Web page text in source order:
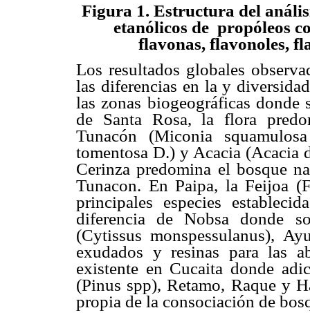
Figura 1. Estructura del
etanólicos de propóleos
flavonas, flavonoles,
Los resultados globales
las diferencias en la y
las zonas biogeográficas donde
de Santa Rosa, la flora
Tunacón (Miconia
tomentosa D.) y Acacia (Acacia
Cerinza predomina el bosque
Tunacon. En Paipa, la Feijoa
principales especies
diferencia de Nobsa donde
(Cytissus monspessulanus),
exudados y resinas para las
existente en Cucaita donde
(Pinus spp), Retamo, Raque y
propia de la consociación de